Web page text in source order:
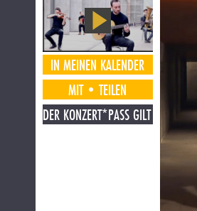
IN MEINEN KALENDER
MIT•TEILEN
DER KONZERT*PASS GILT